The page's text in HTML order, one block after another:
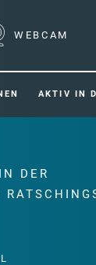
WEBCAM
AKTIV IN
DER